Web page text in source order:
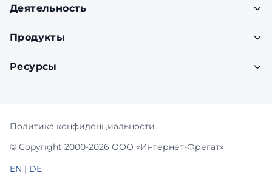
Деятельность
Продукты
Ресурсы
© Copyright 2000-2026 ООО «Интернет-Фрегат»
EN | DE
Политика конфиденциальности